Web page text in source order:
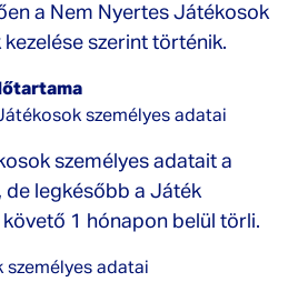
a Nem Nyertes Játékosok
szerint történik.
személyes adatai
személyes adatait a
de legkésőbb a Játék
1 hónapon belül törli.
személyes adatai